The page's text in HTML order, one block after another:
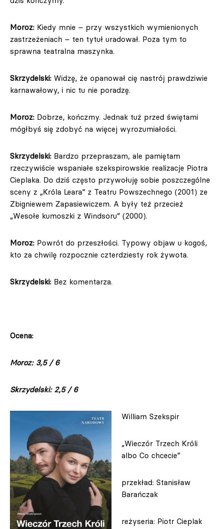
Moroz: Kiedy mnie – przy wszystkich wymienionych
zastrzeżeniach – ten tytuł uradował. Poza tym to
sprawna teatralna maszynka.
Skrzydelski: Widzę, że opanował cię nastrój prawdziwie
karnawałowy, i nic tu nie poradzę.
Moroz: Dobrze, kończmy. Jednak tuż przed świętami
mógłbyś się zdobyć na więcej wyrozumiałości.
Skrzydelski: Bardzo przepraszam, ale pamiętam
rzeczywiście wspaniałe szekspirowskie realizacje Piotra
Cieplaka. Do dziś często przywołuję sobie poszczególne
sceny z „Króla Leara” z Teatru Powszechnego (2001) ze
Zbigniewem Zapasiewiczem. A były też przecież
„Wesołe kumoszki z Windsoru” (2000).
Moroz: Powrót do przeszłości. Typowy objaw u kogoś,
kto za chwilę rozpocznie czterdziesty rok żywota.
Skrzydelski: Bez komentarza.
Ocena:
Moroz: 3,5 / 6
Skrzydelski: 2,5 / 6
William Szekspir
„Wieczór Trzech Króli
albo Co chcecie”
przekład: Stanisław
Barańczak
reżyseria: Piotr Cieplak